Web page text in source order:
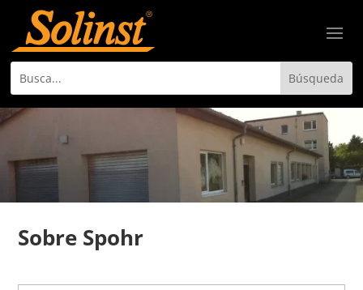
Sobre Spohr